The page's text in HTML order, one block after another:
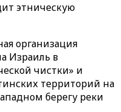
этническую
организация
Израиль в
чистки» и
территорий на
берегу реки